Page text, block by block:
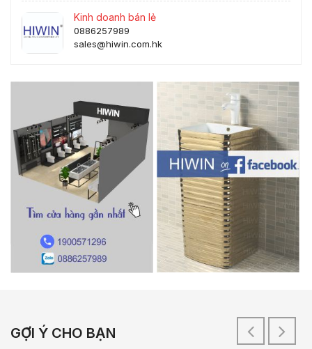
Kinh doanh bán lẻ
0886257989
sales@hiwin.com.hk
GỢI Ý CHO BẠN